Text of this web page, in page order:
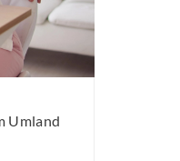
Umland